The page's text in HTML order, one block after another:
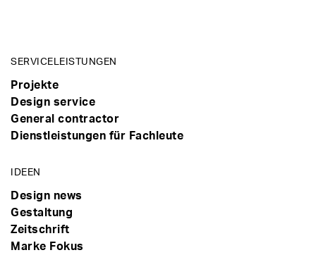
SERVICELEISTUNGEN
Projekte
Design service
General contractor
Dienstleistungen für Fachleute
IDEEN
Design news
Gestaltung
Zeitschrift
Marke Fokus